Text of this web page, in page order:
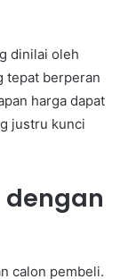
dinilai oleh
tepat berperan
harga dapat
justru kunci
dengan
calon pembeli.